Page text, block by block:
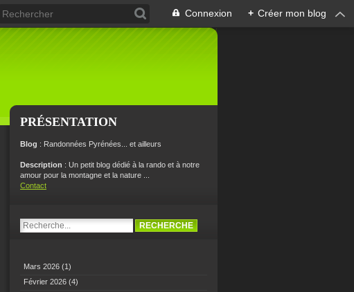
Connexion + Créer mon blog
PRÉSENTATION
Blog : Randonnées Pyrénées... et ailleurs
Description : Un petit blog dédié à la rando et à notre
amour pour la montagne et la nature ...
Contact
Mars 2026 (1)
Février 2026 (4)